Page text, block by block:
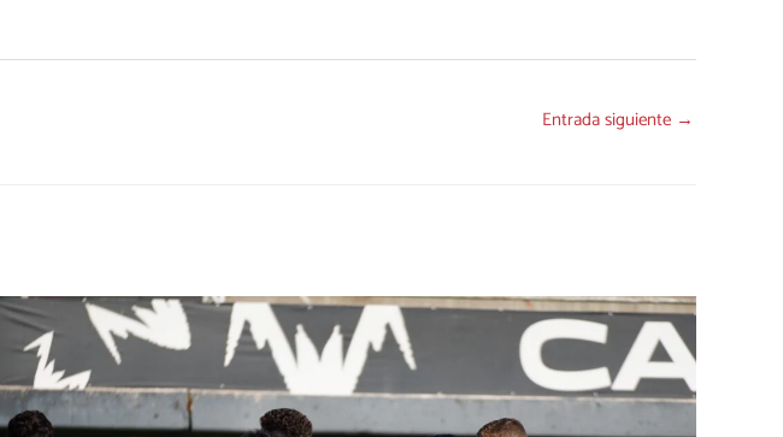
Entrada siguiente →